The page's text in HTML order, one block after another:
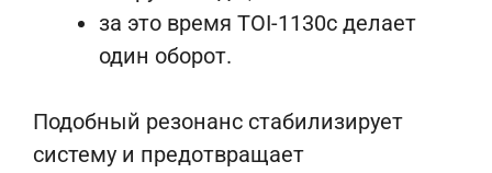
за это время TOI-1130c делает
один оборот.
Подобный резонанс стабилизирует
систему и предотвращает